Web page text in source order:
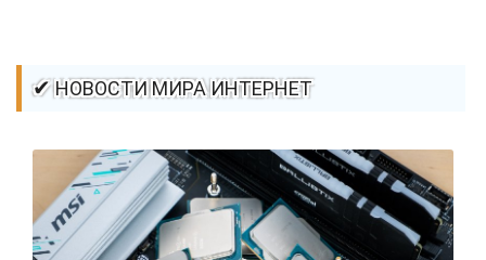
✔ НОВОСТИ МИРА ИНТЕРНЕТ